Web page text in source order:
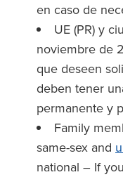
en caso de
UE (PR) y
noviembre de
que deseen
deben tener
permanente y
Family
same-sex and
national – If